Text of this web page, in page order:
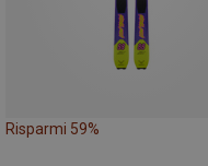
Risparmi 59%